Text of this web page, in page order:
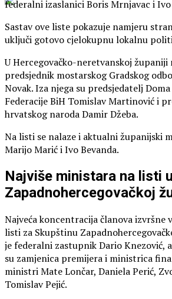
federalni izaslanici Boris Mrnjavac i
Sastav ove liste pokazuje namjeru
uključi gotovo cjelokupnu lokalnu
U Hercegovačko-neretvanskoj
predsjednik mostarskog Gradskog
Novak. Iza njega su predsjedatelj
Federacije BiH Tomislav Martinović i
hrvatskog naroda Damir Džeba.
Na listi se nalaze i aktualni županijski
Marijo Marić i Ivo Bevanda.
Najviše ministara na listi u
Zapadnohercegovačkoj
Najveća koncentracija članova izvršne
listi za Skupštinu
je federalni zastupnik Dario Knezović,
su zamjenica premijera i ministrica
ministri Mate Lončar, Daniela Perić,
Tomislav Pejić.